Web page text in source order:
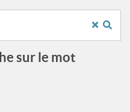
sur le mot